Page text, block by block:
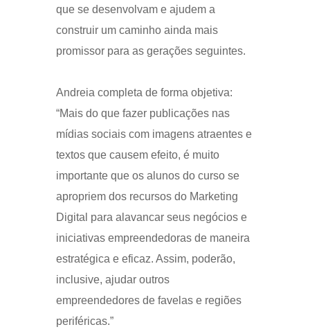
que se desenvolvam e ajudem a
construir um caminho ainda mais
promissor para as gerações seguintes.
Andreia completa de forma objetiva:
“Mais do que fazer publicações nas
mídias sociais com imagens atraentes e
textos que causem efeito, é muito
importante que os alunos do curso se
apropriem dos recursos do Marketing
Digital para alavancar seus negócios e
iniciativas empreendedoras de maneira
estratégica e eficaz. Assim, poderão,
inclusive, ajudar outros
empreendedores de favelas e regiões
periféricas.”